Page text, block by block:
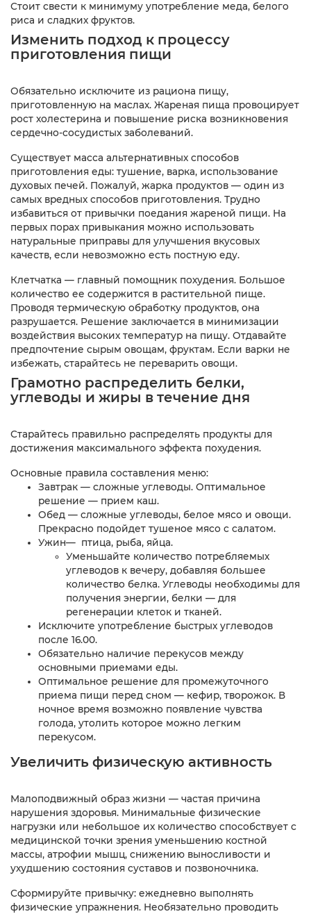
Стоит свести к минимуму употребление меда, белого
риса и сладких фруктов.
Изменить подход к процессу
приготовления пищи
Обязательно исключите из рациона пищу,
приготовленную на маслах. Жареная пища провоцирует
рост холестерина и повышение риска возникновения
сердечно-сосудистых заболеваний.
Существует масса альтернативных способов
приготовления еды: тушение, варка, использование
духовых печей. Пожалуй, жарка продуктов — один из
самых вредных способов приготовления. Трудно
избавиться от привычки поедания жареной пищи. На
первых порах привыкания можно использовать
натуральные приправы для улучшения вкусовых
качеств, если невозможно есть постную еду.
Клетчатка — главный помощник похудения. Большое
количество ее содержится в растительной пище.
Проводя термическую обработку продуктов, она
разрушается. Решение заключается в минимизации
воздействия высоких температур на пищу. Отдавайте
предпочтение сырым овощам, фруктам. Если варки не
избежать, старайтесь не переварить овощи.
Грамотно распределить белки,
углеводы и жиры в течение дня
Старайтесь правильно распределять продукты для
достижения максимального эффекта похудения.
Основные правила составления меню:
Завтрак — сложные углеводы. Оптимальное
решение — прием каш.
Обед — сложные углеводы, белое мясо и овощи.
Прекрасно подойдет тушеное мясо с салатом.
Ужин— птица, рыба, яйца.
Уменьшайте количество потребляемых
углеводов к вечеру, добавляя большее
количество белка. Углеводы необходимы для
получения энергии, белки — для
регенерации клеток и тканей.
Исключите употребление быстрых углеводов
после 16.00.
Обязательно наличие перекусов между
основными приемами еды.
Оптимальное решение для промежуточного
приема пищи перед сном — кефир, творожок. В
ночное время возможно появление чувства
голода, утолить которое можно легким
перекусом.
Увеличить физическую активность
Малоподвижный образ жизни — частая причина
нарушения здоровья. Минимальные физические
нагрузки или небольшое их количество способствует с
медицинской точки зрения уменьшению костной
массы, атрофии мышц, снижению выносливости и
ухудшению состояния суставов и позвоночника.
Сформируйте привычку: ежедневно выполнять
физические упражнения. Необязательно проводить